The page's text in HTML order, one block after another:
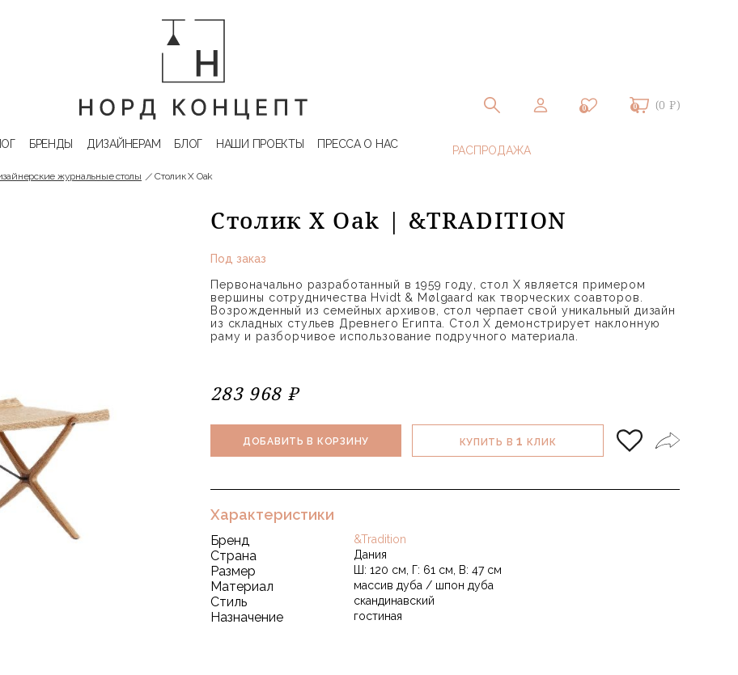
0 0 (0 ₽)
БРЕНДЫ ДИЗАЙНЕРАМ БЛОГ НАШИ ПРОЕКТЫ ПРЕССА О НАС
журнальные столы Столик X Oak
Столик X Oak | &TRADITION
Под заказ
Первоначально разработанный в 1959 году, стол X является примером
вершины сотрудничества Hvidt & Mølgaard как творческих соавторов.
Возрожденный из семейных архивов, стол черпает свой уникальный дизайн
из складных стульев Древнего Египта. Стол X демонстрирует наклонную
раму и разборчивое использование подручного материала.
283 968 ₽
ДОБАВИТЬ В КОРЗИНУ КУПИТЬ В1 КЛИК
Характеристики
Бренд &Tradition
Страна Дания
Размер Ш: 120 см, Г: 61 см, В: 47 см
Материал массив дуба / шпон дуба
Стиль скандинавский
Назначение гостиная